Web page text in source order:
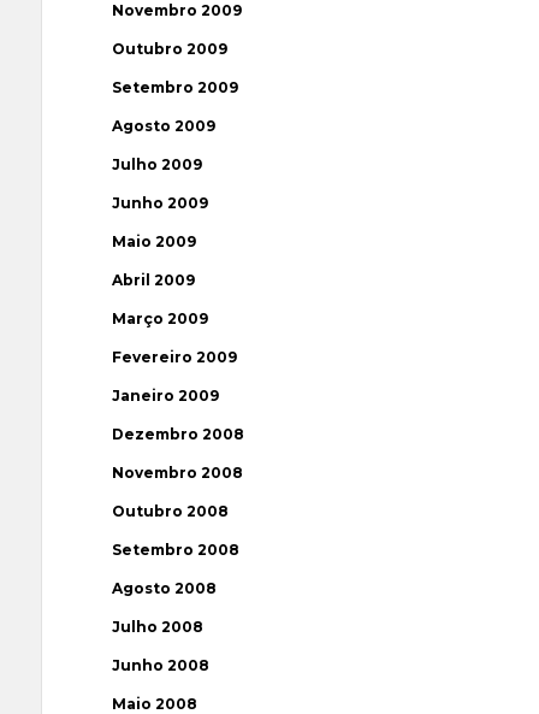
Novembro 2009
Outubro 2009
Setembro 2009
Agosto 2009
Julho 2009
Junho 2009
Maio 2009
Abril 2009
Março 2009
Fevereiro 2009
Janeiro 2009
Dezembro 2008
Novembro 2008
Outubro 2008
Setembro 2008
Agosto 2008
Julho 2008
Junho 2008
Maio 2008